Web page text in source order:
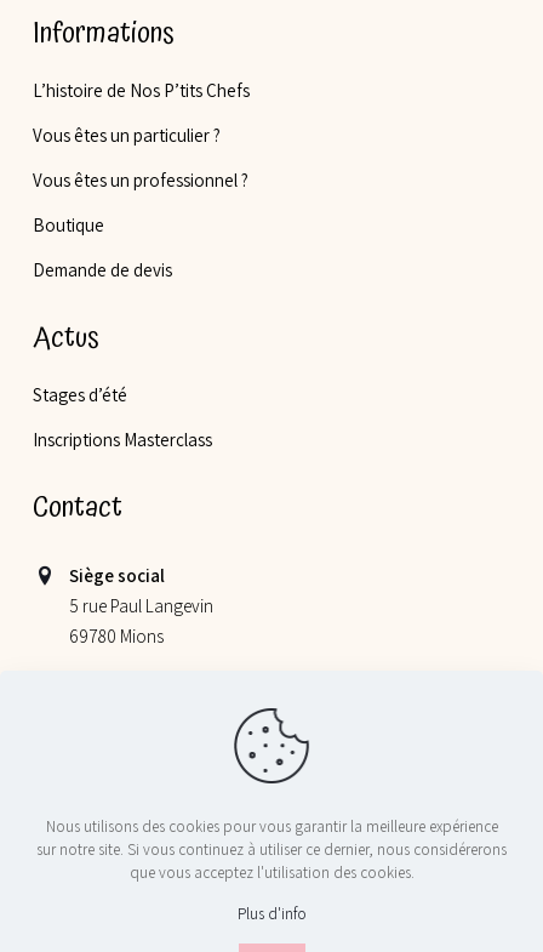
Informations
L’histoire de Nos P’tits Chefs
Vous êtes un particulier ?
Vous êtes un professionnel ?
Boutique
Demande de devis
Actus
Stages d’été
Inscriptions Masterclass
Contact
Siège social
5 rue Paul Langevin
69780 Mions
355 allée Jacques Monod
contact@nosptitschefs.com
© 2024 Nos P'tits Chefs - Tous droits réservés - Réalisé par
Nous utilisons des cookies pour vous garantir la meilleure expérience
sur notre site. Si vous continuez à utiliser ce dernier, nous considérerons
que vous acceptez l'utilisation des cookies.
Plus d'info